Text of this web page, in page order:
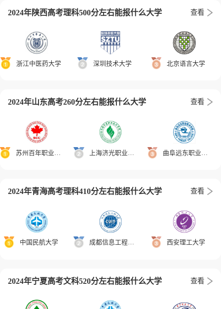
2024年陕西高考理科500分左右能报什么大学 查看
浙江中医药大学 深圳技术大学 北京语言大学
2024年山东高考260分左右能报什么大学 查看
苏州百年职业学院 上海济光职业技术学院 曲阜远东职业技术学院
2024年青海高考理科410分左右能报什么大学 查看
中国民航大学 成都信息工程大学 西安理工大学
2024年宁夏高考文科520分左右能报什么大学 查看